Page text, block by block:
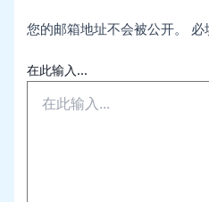
您的邮箱地址不会被公开。 必
在此输入...